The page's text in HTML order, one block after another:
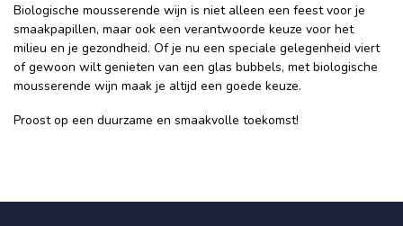
Biologische mousserende wijn is niet alleen een feest voor je
smaakpapillen, maar ook een verantwoorde keuze voor het
milieu en je gezondheid. Of je nu een speciale gelegenheid viert
of gewoon wilt genieten van een glas bubbels, met biologische
mousserende wijn maak je altijd een goede keuze.
Proost op een duurzame en smaakvolle toekomst!